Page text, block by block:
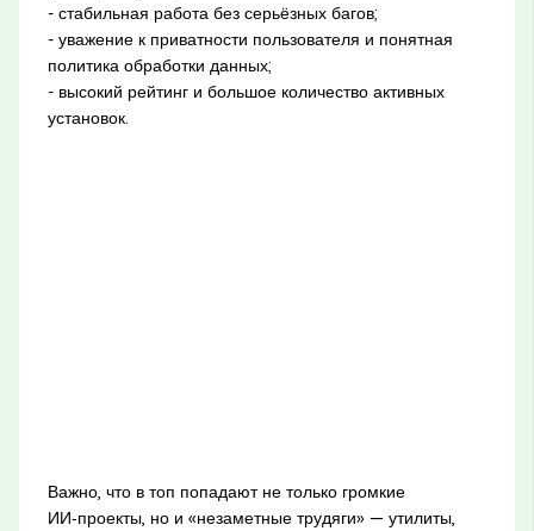
- стабильная работа без серьёзных багов;
- уважение к приватности пользователя и понятная
политика обработки данных;
- высокий рейтинг и большое количество активных
установок.
Важно, что в топ попадают не только громкие
ИИ‑проекты, но и «незаметные трудяги» — утилиты,